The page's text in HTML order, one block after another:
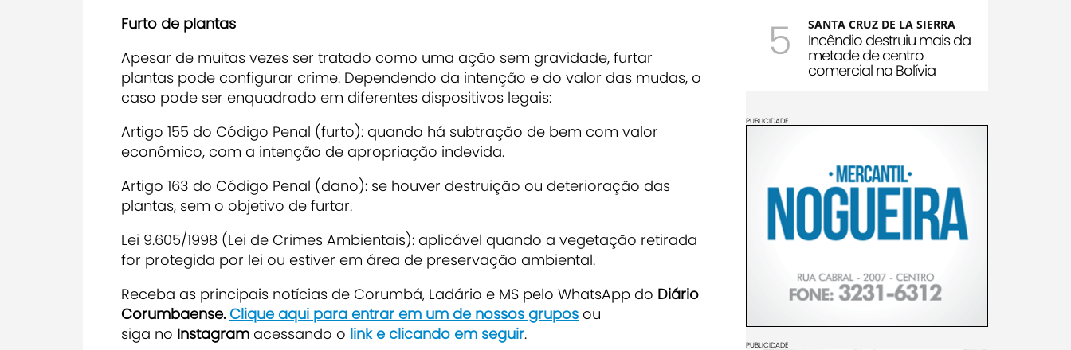
Furto de plantas
Apesar de muitas vezes ser tratado como uma ação sem gravidade, furtar
plantas pode configurar crime. Dependendo da intenção e do valor das mudas, o
caso pode ser enquadrado em diferentes dispositivos legais:
Artigo 155 do Código Penal (furto): quando há subtração de bem com valor
econômico, com a intenção de apropriação indevida.
Artigo 163 do Código Penal (dano): se houver destruição ou deterioração das
plantas, sem o objetivo de furtar.
Lei 9.605/1998 (Lei de Crimes Ambientais): aplicável quando a vegetação retirada
for protegida por lei ou estiver em área de preservação ambiental.
Receba as principais notícias de Corumbá, Ladário e MS pelo WhatsApp do Diário
Corumbaense.Clique aqui para entrar em um de nossos grupos ou
siga no Instagram acessando o link e clicando em seguir.
5 SANTA CRUZ DE LA SIERRA
Incêndio destruiu mais da
metade de centro
comercial na Bolívia
PUBLICIDADE
PUBLICIDADE